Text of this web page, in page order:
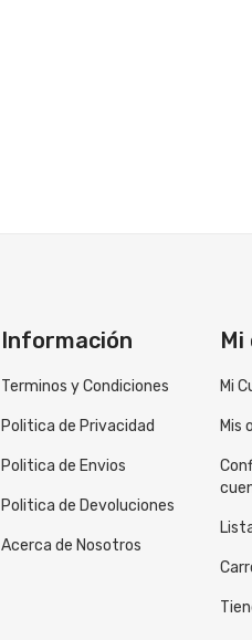
Información
Terminos y Condiciones
Politica de Privacidad
Politica de Envios
Politica de Devoluciones
Acerca de Nosotros
Mi
Mi
Mis